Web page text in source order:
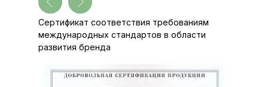
Сертификат соответствия требованиям
международных стандартов в области
развития бренда